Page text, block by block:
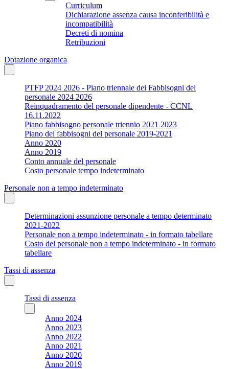
Curriculum
Dichiarazione assenza causa inconferibilità e
incompatibilità
Decreti di nomina
Retribuzioni
Dotazione organica
PTFP 2024 2026 - Piano triennale dei Fabbisogni del
personale 2024 2026
Reinquadramento del personale dipendente - CCNL
16.11.2022
Piano fabbisogno personale triennio 2021 2023
Piano dei fabbisogni del personale 2019-2021
Anno 2020
Anno 2019
Conto annuale del personale
Costo personale tempo indeterminato
Personale non a tempo indeterminato
Determinazioni assunzione personale a tempo determinato
2021-2022
Personale non a tempo indeterminato - in formato tabellare
Costo del personale non a tempo indeterminato - in formato
tabellare
Tassi di assenza
Tassi di assenza
Anno 2024
Anno 2023
Anno 2022
Anno 2021
Anno 2020
Anno 2019